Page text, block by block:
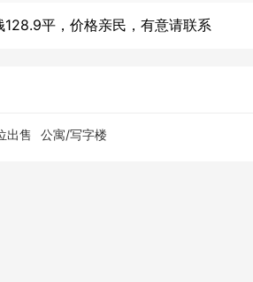
平，价格亲民，有意请联系
出售 公寓/写字楼